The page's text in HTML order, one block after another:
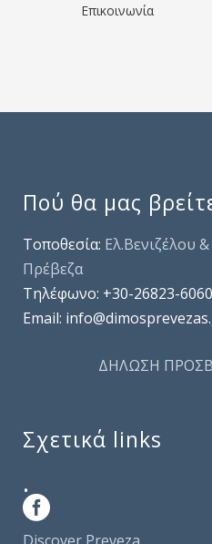
Επικοινωνία
Πού θα μας
Τοποθεσία: Ελ.Βενιζέλου
Πρέβεζα
Τηλέφωνo: +30-26823-
Email:
ΔΗΛΩΣΗ
Σχετικά links
.
Discover Preveza